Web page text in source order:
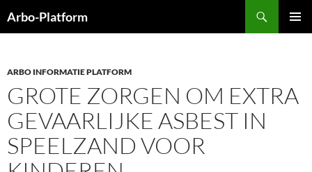
naar
Arbo-Platform
ARBO INFORMATIE PLATFORM
GROTE ZORGEN OM EXTRA
GEVAARLIJKE ASBEST IN
SPEELZAND VOOR